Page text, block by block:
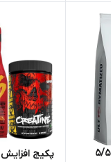
گینر سوپر مس دایماتیز ۵/۵
پکیج